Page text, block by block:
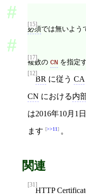
[15]
必須では無いよう
[17]
複数の CN を指定
[12]
BR に従う CA
CN における内
は2016年10月1
ます >>11 。
関連
[31]
HTTP